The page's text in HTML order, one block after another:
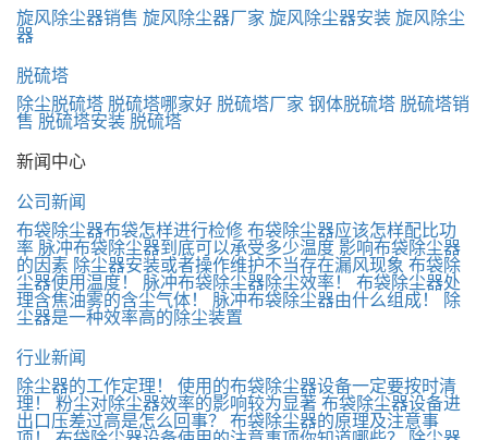
旋风除尘器销售 旋风除尘器厂家 旋风除尘器安装 旋风除尘
器
脱硫塔
除尘脱硫塔 脱硫塔哪家好 脱硫塔厂家 钢体脱硫塔 脱硫塔销
售 脱硫塔安装 脱硫塔
新闻中心
公司新闻
布袋除尘器布袋怎样进行检修 布袋除尘器应该怎样配比功
率 脉冲布袋除尘器到底可以承受多少温度 影响布袋除尘器
的因素 除尘器安装或者操作维护不当存在漏风现象 布袋除
尘器使用温度！
脉冲布袋除尘器除尘效率！
布袋除尘器处
理含焦油雾的含尘气体！
脉冲布袋除尘器由什么组成！
除
尘器是一种效率高的除尘装置
行业新闻
除尘器的工作定理！
使用的布袋除尘器设备一定要按时清
理！
粉尘对除尘器效率的影响较为显著 布袋除尘器设备进
出口压差过高是怎么回事？
布袋除尘器的原理及注意事